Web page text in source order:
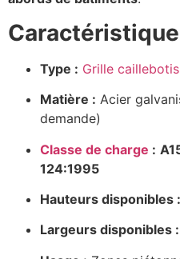
Type : Grille
Matière : Acier
demande)
Classe de charge :
124:1995
Hauteurs disponibles :
Largeurs disponibles :